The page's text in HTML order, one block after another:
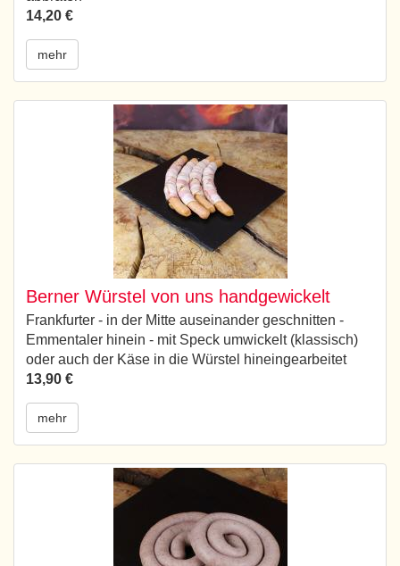
14,20 €
mehr
Berner Würstel von uns handgewickelt
Frankfurter - in der Mitte auseinander geschnitten -
Emmentaler hinein - mit Speck umwickelt (klassisch)
oder auch der Käse in die Würstel hineingearbeitet
13,90 €
mehr